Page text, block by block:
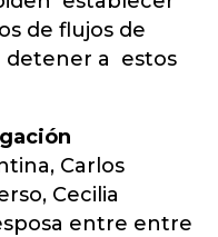
de flujos de
detener a estos
Carlos
Cecilia
entre entre